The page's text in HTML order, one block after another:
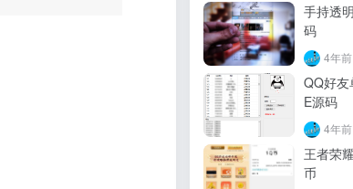
手持透
码
4年前
QQ好
E源码
4年前
王者荣
币